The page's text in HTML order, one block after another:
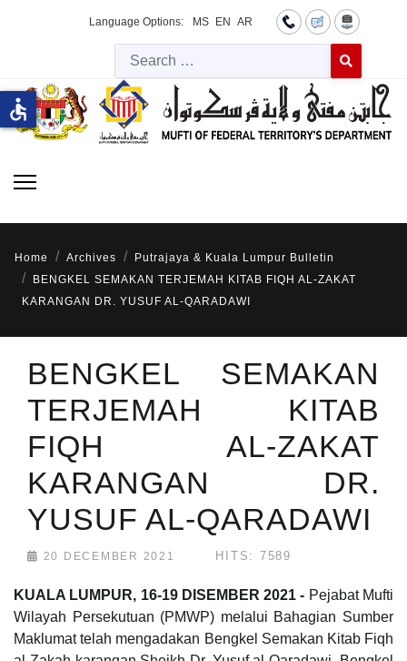
Language Options: MS EN AR
Type 2 or
Home Archives
Putrajaya & Kuala Lumpur Bulletin
BENGKEL SEMAKAN TERJEMAH KITAB FIQH AL-ZAKAT
KARANGAN DR. YUSUF AL-QARADAWI
BENGKEL SEMAKAN
TERJEMAH KITAB
FIQH AL-ZAKAT
KARANGAN DR.
YUSUF AL-QARADAWI
20 DECEMBER 2021 HITS: 7589
KUALA LUMPUR, 16-19 DISEMBER 2021 - Pejabat Mufti
Wilayah Persekutuan (PMWP) melalui Bahagian Sumber
Maklumat telah mengadakan Bengkel Semakan Kitab Fiqh
accessible